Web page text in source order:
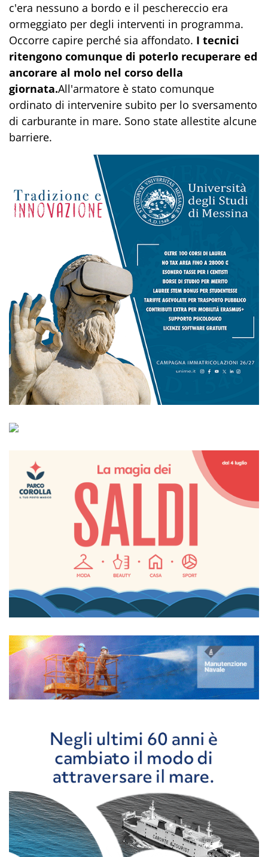
c'era nessuno a bordo e il peschereccio era
ormeggiato per degli interventi in programma.
Occorre capire perché sia affondato. I tecnici
ritengono comunque di poterlo recuperare ed
ancorare al molo nel corso della
giornata.All'armatore è stato comunque
ordinato di intervenire subito per lo sversamento
di carburante in mare. Sono state allestite alcune
barriere.